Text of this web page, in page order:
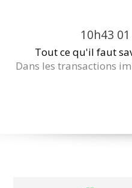
10h43 01
Tout ce qu'il faut
Dans les transactions